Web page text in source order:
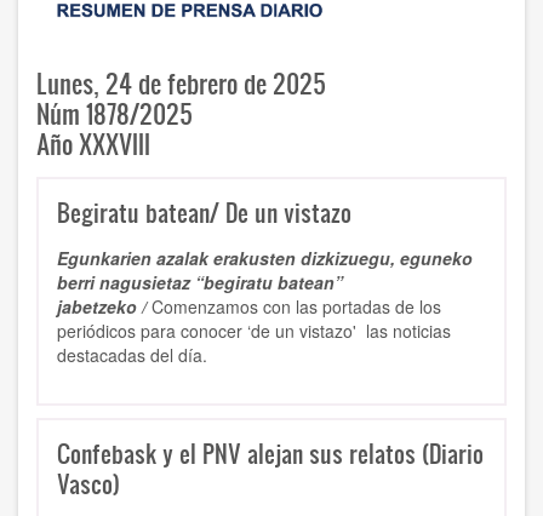
Lunes, 24 de febrero de 2025
Núm 1878/2025
Año XXXVIII
Begiratu batean/ De un vistazo
Egunkarien azalak erakusten dizkizuegu, eguneko
berri nagusietaz “begiratu batean”
jabetzeko /Comenzamos con las portadas de los
periódicos para conocer ‘de un vistazo' las noticias
destacadas del día.
Confebask y el PNV alejan sus relatos (Diario
Vasco)